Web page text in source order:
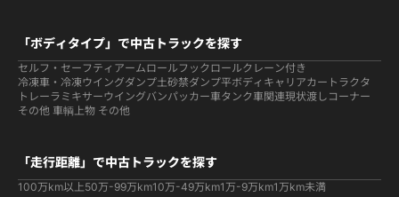
「ボディタイプ」で中古トラックを探す
セルフ・セーフティ アームロールフックロールクレーン付き
冷凍車・冷凍ウイングダンプ土砂禁ダンプ平ボディ キャリアカー トラクタ
トレーラ ミキサーウイングバンパッカー車タンク車関連現状渡しコーナー
その他 車輌上物 その他
「走行距離」で中古トラックを探す
100万km以上50万-99万km10万-49万km1万-9万km1万km未満